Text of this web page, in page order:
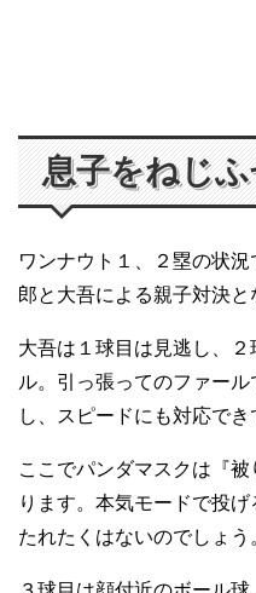
息子をねじ
ワンナウト１、２塁の状
郎と大吾による親子対決と
大吾は１球目は見逃し、
ル。引っ張ってのファー
し、スピードにも対応でき
ここでパンダマスクは『
ります。本気モードで投
たれたくはないのでしょう